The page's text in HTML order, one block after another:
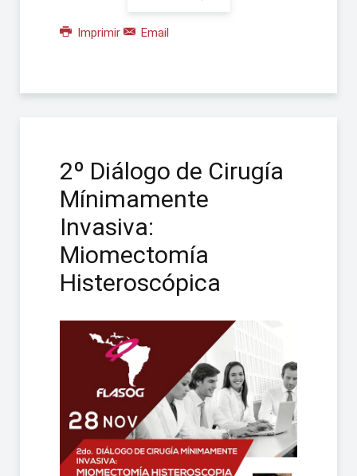
Imprimir Email
2º Diálogo de Cirugía
Mínimamente
Invasiva:
Miomectomía
Histeroscópica